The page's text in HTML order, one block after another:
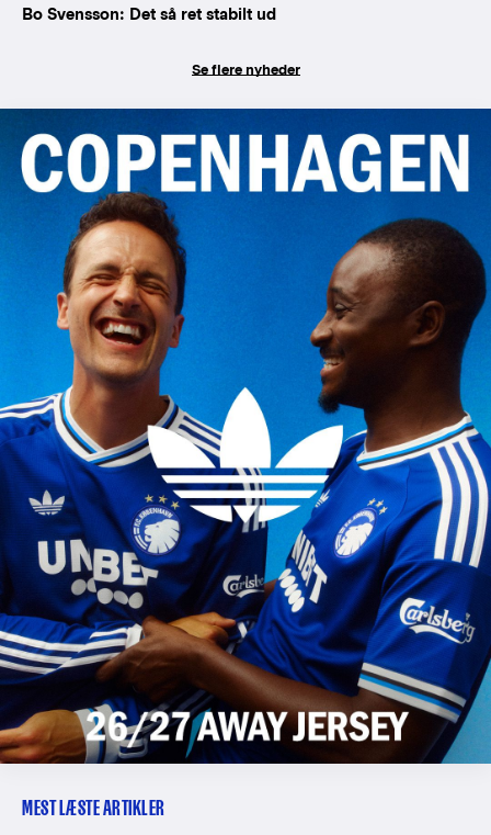
Bo Svensson: Det så ret stabilt ud
Se flere nyheder
MEST LÆSTE ARTIKLER